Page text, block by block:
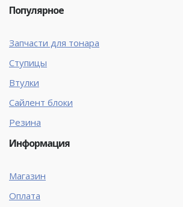
Популярное
Запчасти для тонара
Ступицы
Втулки
Сайлент блоки
Резина
Информация
Магазин
Оплата